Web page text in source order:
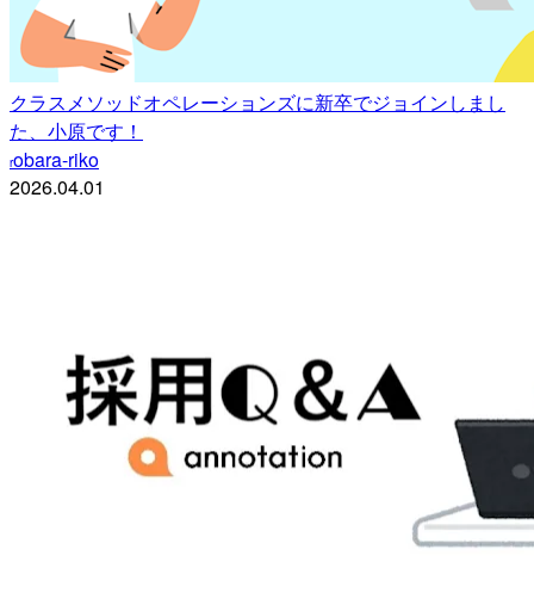
クラスメソッドオペレーションズに新卒でジョインしまし
た、小原です！
robara-riko
2026.04.01